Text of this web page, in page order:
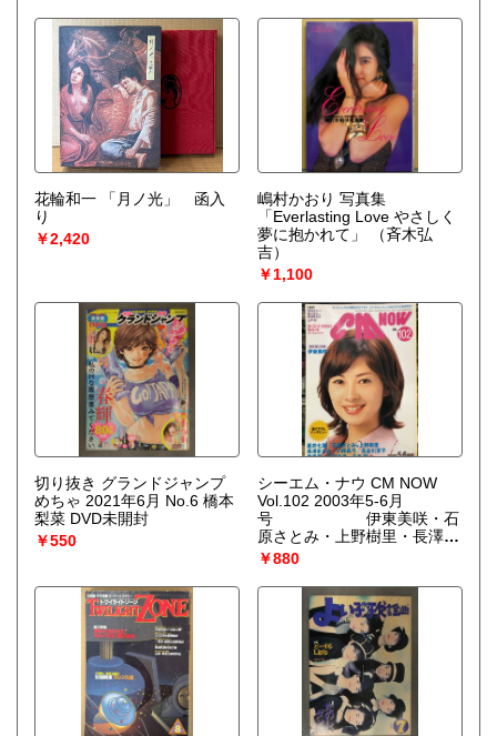
花輪和一 「月ノ光」 函入
り
￥2,420
嶋村かおり 写真集
「Everlasting Love やさしく
夢に抱かれて」
（斉木弘
吉）
￥1,100
切り抜き グランドジャンプ
めちゃ 2021年6月 No.6 橋本
梨菜 DVD未開封
￥550
シーエム・ナウ CM NOW
Vol.102 2003年5-6月
号 伊東美咲・石
原さとみ・上野樹里・長澤ま
さみ・星井七瀬・小野真弓・
来・玉木宏・宮崎あおい黒川
芽以・上戸彩 他
￥880